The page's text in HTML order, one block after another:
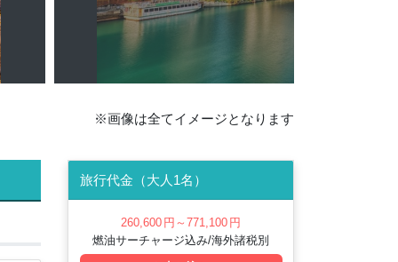
※画像は全てイメージとなります
旅行代金（大人1名）
260,600 円 ～771,100 円
燃油サーチャージ込み/海外諸税別